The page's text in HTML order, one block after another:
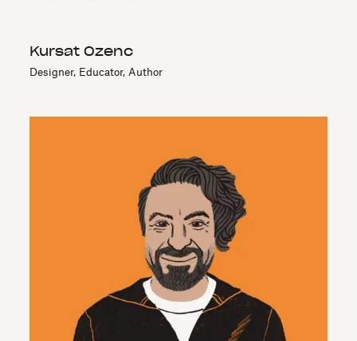
Kursat Ozenc
Designer, Educator, Author